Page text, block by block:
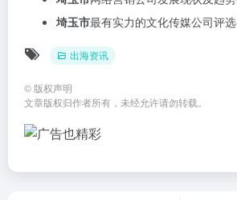
埼玉市最有实力的文化传媒公司评选
出海资讯
© 版权声明
文章版权归作者所有，未经允许请勿转载。